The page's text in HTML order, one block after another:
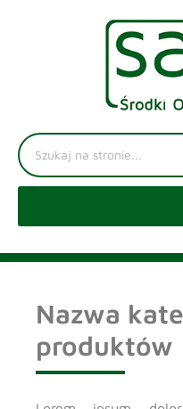
Nazwa
produktów